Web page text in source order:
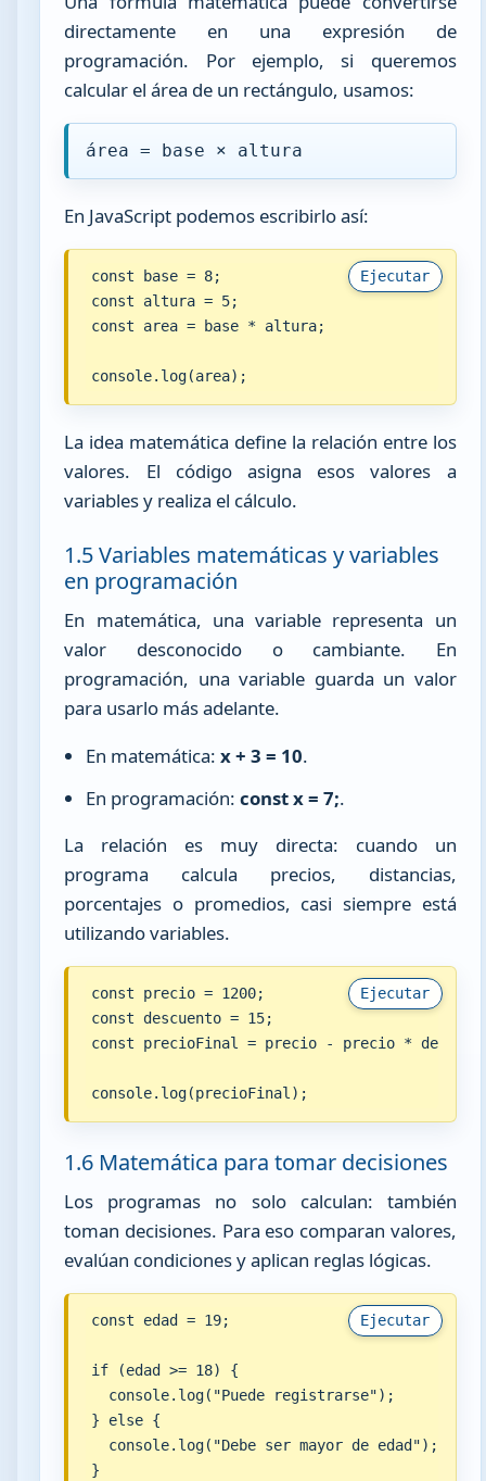
directamente en una expresión de
programación. Por ejemplo, si queremos
calcular el área de un rectángulo, usamos:
área = base × altura
En JavaScript podemos escribirlo así:
Ejecutar
const base = 8;
const altura = 5;
const area = base * altura;
console.log(area);
La idea matemática define la relación entre los
valores. El código asigna esos valores a
variables y realiza el cálculo.
1.5 Variables matemáticas y variables
en programación
En matemática, una variable representa un
valor desconocido o cambiante. En
programación, una variable guarda un valor
para usarlo más adelante.
En matemática:x + 3 = 10.
En programación:const x = 7;.
La relación es muy directa: cuando un
programa calcula precios, distancias,
porcentajes o promedios, casi siempre está
utilizando variables.
Ejecutar
const precio = 1200;
const descuento = 15;
const precioFinal = precio - precio *
console.log(precioFinal);
1.6 Matemática para tomar decisiones
Los programas no solo calculan: también
toman decisiones. Para eso comparan valores,
evalúan condiciones y aplican reglas lógicas.
Ejecutar
const edad = 19;
if (edad >= 18) {
  console.log("Puede registrarse");
} else {
  console.log("Debe ser mayor de edad");
}